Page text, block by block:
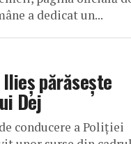
a dedicat un...
părăsește
Dej
conducere a Poliției